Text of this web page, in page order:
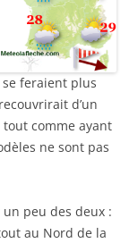
se feraient plus
d’un
comme ayant
ne sont pas
peu des deux :
au Nord de la